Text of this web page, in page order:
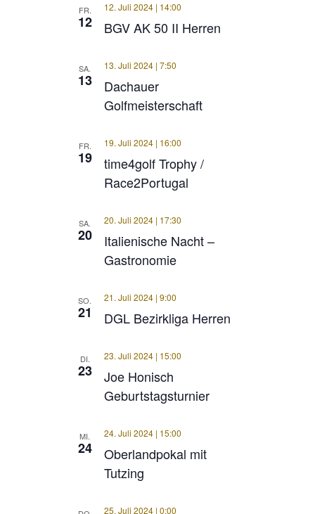
FR.
12 BGV AK 50 II Herren
12. Juli 2024 | 14:00
SA.
13
Dachauer
Golfmeisterschaft
13. Juli 2024 | 7:50
FR.
19
time4golf Trophy /
Race2Portugal
19. Juli 2024 | 16:00
SA.
20
Italienische Nacht –
Gastronomie
20. Juli 2024 | 17:30
SO.
21 DGL Bezirkliga Herren
21. Juli 2024 | 9:00
DI.
23
Joe Honisch
Geburtstagsturnier
23. Juli 2024 | 15:00
MI.
24
Oberlandpokal mit
Tutzing
24. Juli 2024 | 15:00
25. Juli 2024 | 0:00